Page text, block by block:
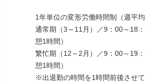
1年単位の変形労働時間制（週平
通常期（3～11月）／9：00～18
憩1時間）
繁忙期（12～2月）／9：00～19
憩1時間）
※出退勤の時間を1時間前後させ